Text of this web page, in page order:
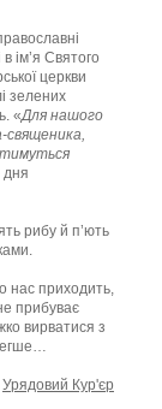
ім’я Святого
церкви
зелених
«Для нашого
священика,
дня
рибу й п’ють
нас приходить,
прибуває
вирватися з
Урядовий Кур'єр